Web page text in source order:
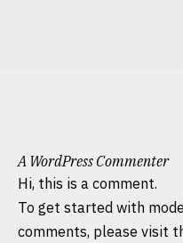
A WordPress Commenter
Hi, this is a comment.
To get started with
comments, please visit